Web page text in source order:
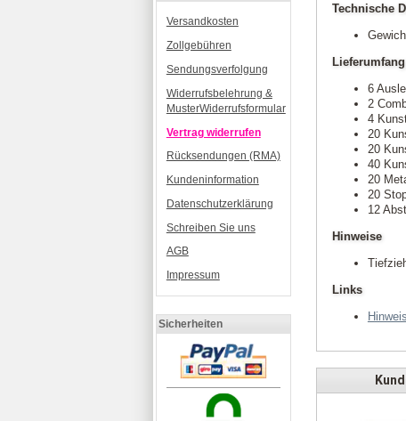
Versandkosten
Zollgebühren
Sendungsverfolgung
Widerrufsbelehrung &
MusterWiderrufsformular
Vertrag widerrufen
Rücksendungen (RMA)
Kundeninformation
Datenschutzerklärung
Schreiben Sie uns
AGB
Impressum
Sicherheiten
Technische
Lieferumfang
6
2
4
20
20
40
20
20
12
Hinweise
Links